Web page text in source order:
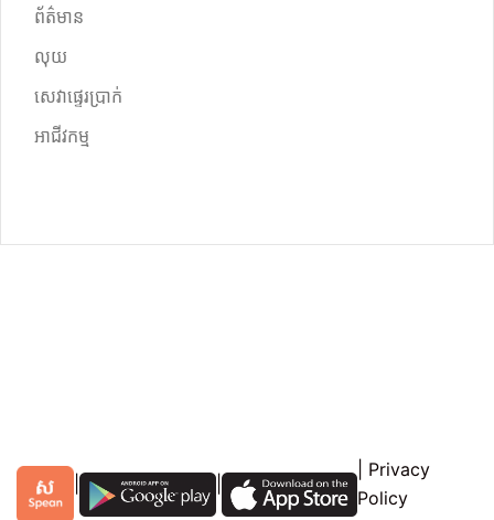
ព័ត៌មាន
លុយ
សេវាផ្ទេរប្រាក់
អាជីវកម្ម
| |
Privacy
Policy